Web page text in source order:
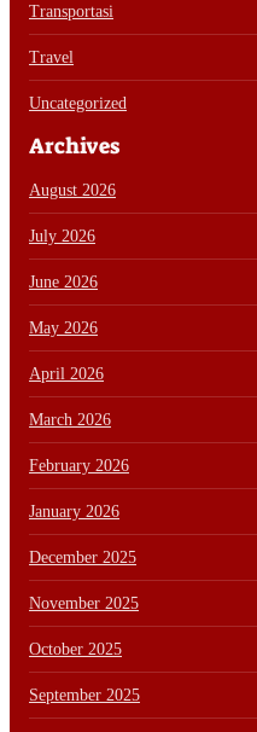
Transportasi
Travel
Uncategorized
Archives
August 2026
July 2026
June 2026
May 2026
April 2026
March 2026
February 2026
January 2026
December 2025
November 2025
October 2025
September 2025